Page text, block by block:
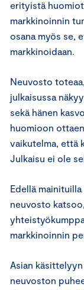
erityistä
markkinoinnin
osana myös se,
markkinoidaan.
Neuvosto
julkaisussa
sekä hänen
huomioon
vaikutelma, että
Julkaisu ei ole
Edellä
neuvosto
markkinoinnin
Asian
neuvoston